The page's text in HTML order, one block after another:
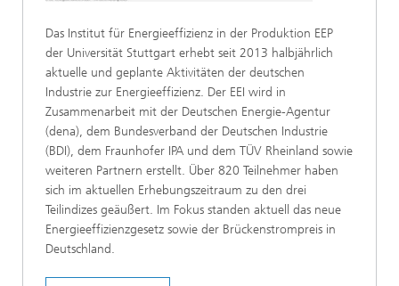
Das Institut für Energieeffizienz in der Produktion EEP
der Universität Stuttgart erhebt seit 2013 halbjährlich
aktuelle und geplante Aktivitäten der deutschen
Industrie zur Energieeffizienz. Der EEI wird in
Zusammenarbeit mit der Deutschen Energie-Agentur
(dena), dem Bundesverband der Deutschen Industrie
(BDI), dem Fraunhofer IPA und dem TÜV Rheinland sowie
weiteren Partnern erstellt. Über 820 Teilnehmer haben
sich im aktuellen Erhebungszeitraum zu den drei
Teilindizes geäußert. Im Fokus standen aktuell das neue
Energieeffizienzgesetz sowie der Brückenstrompreis in
Deutschland.